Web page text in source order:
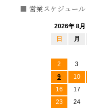
営業スケジュール
2026年 8月
日
月
2
3
9
10
16
17
23
24